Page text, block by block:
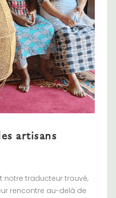
artisans
notre traducteur trouvé,
rencontre au-delà de